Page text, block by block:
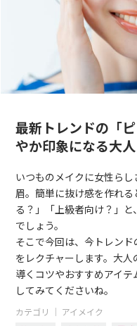
最新トレンドの「
やか印象になる大
いつものメイクに女性ら
眉。簡単に抜け感を作れ
る？」「上級者向け？」
でしょう。
そこで今回は、今トレン
をレクチャーします。大
導くコツやおすすめアイ
してみてくださいね。
カテゴリ ｜ アイメイク